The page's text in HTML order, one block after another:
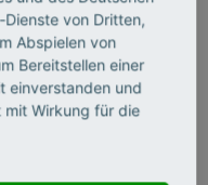
Insbesondere
benötigen hier
von Dritten,
Abspielen von
Bereitstellen einer
einverstanden und
mit Wirkung für die